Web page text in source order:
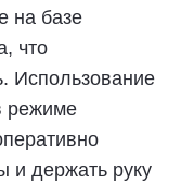
на базе
что
Использование
режиме
и держать руку